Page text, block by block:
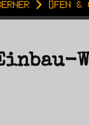
Öfen &